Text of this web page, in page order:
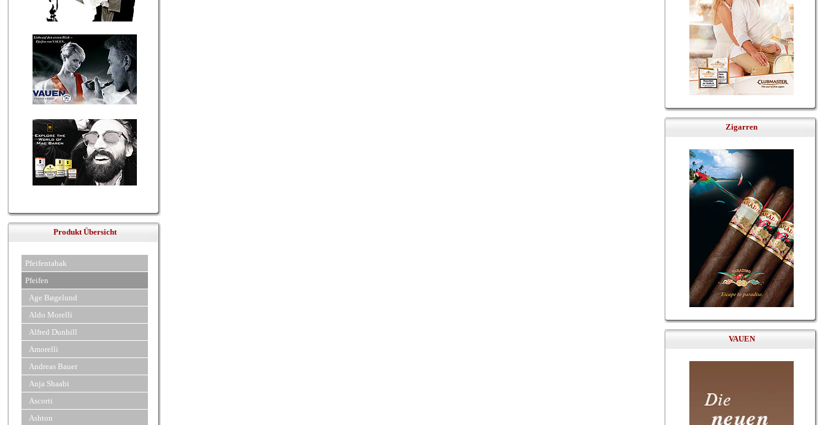
Produkt Übersicht
Pfeifentabak
Pfeifen
Age Bøgelund
Aldo Morelli
Alfred Dunhill
Amorelli
Andreas Bauer
Anja Shaabi
Ascorti
Ashton
Zigarren
VAUEN